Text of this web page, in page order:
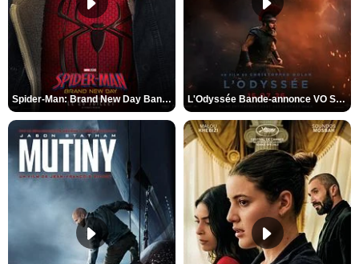
Spider-Man: Brand New Day Bande-annonce VO STFR L'Odyssée Bande-annonce VO STFR